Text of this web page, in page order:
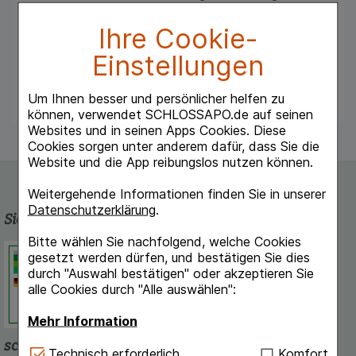
Ihre Cookie-
Einstellungen
Um Ihnen besser und persönlicher helfen zu
können, verwendet SCHLOSSAPO.de auf seinen
Websites und in seinen Apps Cookies. Diese
Cookies sorgen unter anderem dafür, dass Sie die
Website und die App reibungslos nutzen können.
Weitergehende Informationen finden Sie in unserer
Datenschutzerklärung.
Bitte wählen Sie nachfolgend, welche Cookies
gesetzt werden dürfen, und bestätigen Sie dies
durch "Auswahl bestätigen" oder akzeptieren Sie
alle Cookies durch "Alle auswählen":
Mehr Information
Technisch Notwendig:Hierbei handelt es sich um
Osteoporose (Abbau des Knochengewebes).
Hinweis: Dekristol 1000 I.E. enthält Lactose
und Sucrose
Sicherheit und Qualität
Schlossapo.de ist registriert beim
Deutschen Institut für Medizinische
Dokumentation und Information.
schlossapo.de-App